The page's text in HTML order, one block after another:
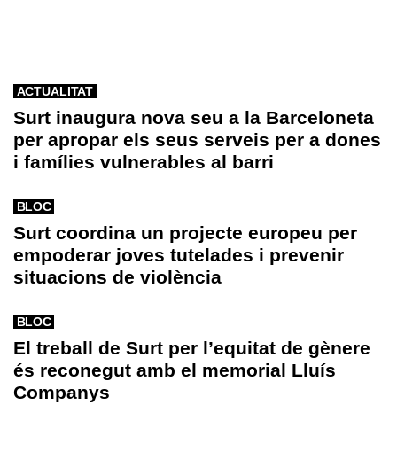
ACTUALITAT
Surt inaugura nova seu a la Barceloneta
per apropar els seus serveis per a dones
i famílies vulnerables al barri
BLOC
Surt coordina un projecte europeu per
empoderar joves tutelades i prevenir
situacions de violència
BLOC
El treball de Surt per l’equitat de gènere
és reconegut amb el memorial Lluís
Companys